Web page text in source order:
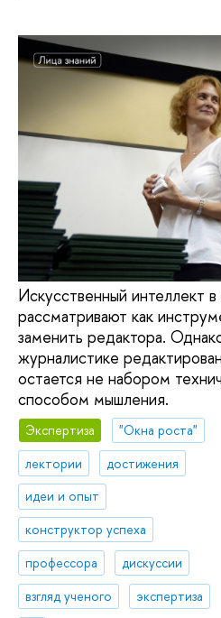
Искусственный интеллект
рассматривают как
заменить редактора.
журналистике
остается не набором
способом мышления.
Экспертиза
"Окна роста"
лектории
достижения
идеи и опыт
конструктор успеха
профессора
дискуссии
взгляд ученого
экспертиза